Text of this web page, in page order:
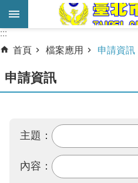
跳到主要內容區塊
進
搜
尋
務
務
:::
:::
首頁
檔案應用 申請資訊
申請資訊
主題：
內容：